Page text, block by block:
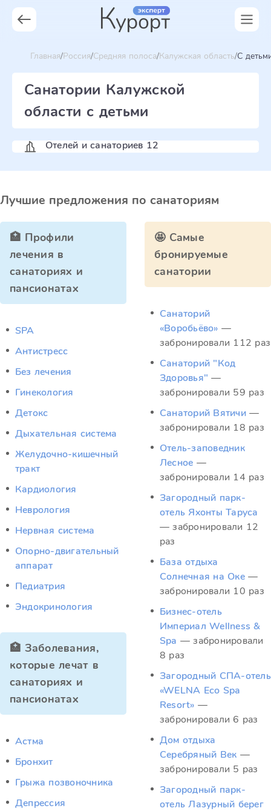
Главная Россия Средняя полоса Калужская область С
Санатории Калужской
области с детьми
Отелей и санаториев 12
Лучшие предложения по санаториям
🏥 Профили
лечения в
санаториях и
пансионатах
SPA
Антистресс
Без лечения
Гинекология
Детокс
Дыхательная система
Желудочно-кишечный
тракт
Кардиология
Неврология
Нервная система
Опорно-двигательный
аппарат
Педиатрия
Эндокринология
🏥 Заболевания,
которые лечат в
санаториях и
пансионатах
Астма
Бронхит
Грыжа позвоночника
Депрессия
🤩 Самые
бронируемые
санатории
Санаторий
«Воробьёво» —
забронировали 112 раз
Санаторий "Код
Здоровья" —
забронировали 59 раз
Санаторий Вятичи —
забронировали 18 раз
Отель-заповедник
Лесное —
забронировали 14 раз
Загородный парк-
отель Яхонты Таруса
— забронировали 12
раз
База отдыха
Солнечная на Оке —
забронировали 10 раз
Бизнес-отель
Империал Wellness &
Spa — забронировали
8 раз
Загородный СПА-отель
«WELNA Eco Spa
Resort» —
забронировали 6 раз
Дом отдыха
Серебряный Век —
забронировали 5 раз
Загородный парк-
отель Лазурный берег